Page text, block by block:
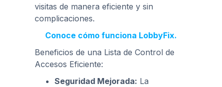
visitas de manera eficiente y sin
complicaciones.
Conoce cómo funciona LobbyFix.
Beneficios de una Lista de Control de
Accesos Eficiente:
Seguridad Mejorada: La